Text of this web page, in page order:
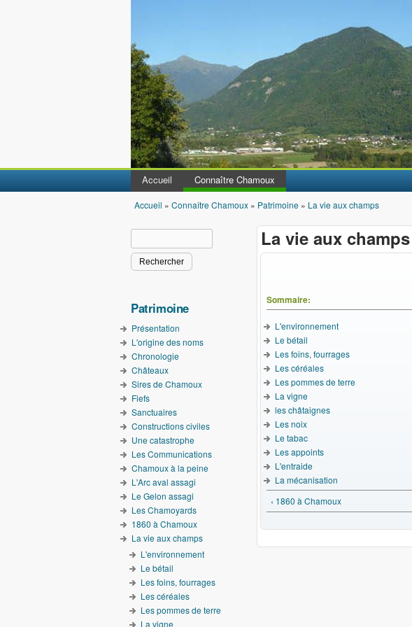
Accueil Connaître Chamoux
Vous êtes ici
Accueil » Connaître Chamoux » Patrimoine » La vie aux champs
La vie aux champs
Sommaire:
L'environnement
Le bétail
Les foins, fourrages
Les céréales
Les pommes de terre
La vigne
les châtaignes
Les noix
Le tabac
Les appoints
L'entraide
La mécanisation
‹ 1860 à Chamoux
Formulaire de recherche
Patrimoine
Présentation
L'origine des noms
Chronologie
Châteaux
Sires de Chamoux
Fiefs
Sanctuaires
Constructions civiles
Une catastrophe
Les Communications
Chamoux à la peine
L'Arc aval assagi
Le Gelon assagi
Les Chamoyards
1860 à Chamoux
La vie aux champs
L'environnement
Le bétail
Les foins, fourrages
Les céréales
Les pommes de terre
La vigne